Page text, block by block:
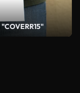
"COVERR15"